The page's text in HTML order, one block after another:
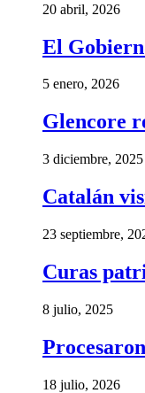
20 abril, 2026
El
5 enero, 2026
Glencore
3 diciembre, 2025
Catalán
23 septiembre,
Curas
8 julio, 2025
18 julio, 2026